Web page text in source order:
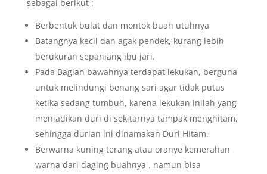
sebagai berikut :
Berbentuk bulat dan montok buah utuhnya
Batangnya kecil dan agak pendek, kurang lebih
berukuran sepanjang ibu jari.
Pada Bagian bawahnya terdapat lekukan, berguna
untuk melindungi benang sari agar tidak putus
ketika sedang tumbuh, karena lekukan inilah yang
menjadikan duri di sekitarnya tampak menghitam,
sehingga durian ini dinamakan Duri HItam.
Berwarna kuning terang atau oranye kemerahan
warna dari daging buahnya . namun bisa